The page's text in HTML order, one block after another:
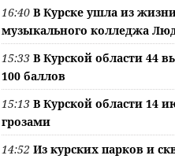
16:40 В Курске ушла из
музыкального колледжа
15:33 В Курской области 44
100 баллов
15:13 В Курской области 14
грозами
14:52 Из курских парков и